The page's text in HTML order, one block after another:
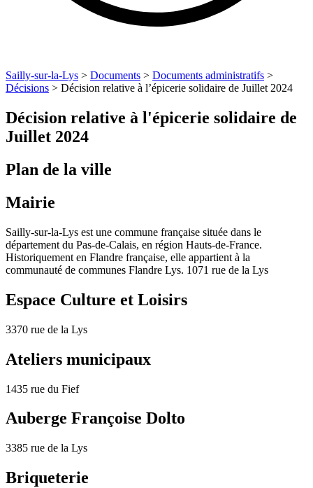
Sailly-sur-la-Lys > Documents > Documents administratifs >
Décisions > Décision relative à l’épicerie solidaire de Juillet 2024
Décision relative à l'épicerie solidaire de
Juillet 2024
Plan de la ville
Mairie
Sailly-sur-la-Lys est une commune française située dans le
département du Pas-de-Calais, en région Hauts-de-France.
Historiquement en Flandre française, elle appartient à la
communauté de communes Flandre Lys. 1071 rue de la Lys
Espace Culture et Loisirs
3370 rue de la Lys
Ateliers municipaux
1435 rue du Fief
Auberge Françoise Dolto
3385 rue de la Lys
Briqueterie